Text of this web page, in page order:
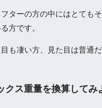
ターの方の中にはとても
方です。
も凄い方、見た目は普通
クス重量を換算してみ